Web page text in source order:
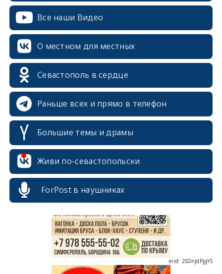
Все наши Видео
О местном для местных
Севастополь в сердце
Раньше всех и прямо в телефон
Большие темы и драмы
Живи по-севастопольски
ForPost в наушниках
erid: 2SDnjcrDNw6
erid: 2SDnjdPjgYS